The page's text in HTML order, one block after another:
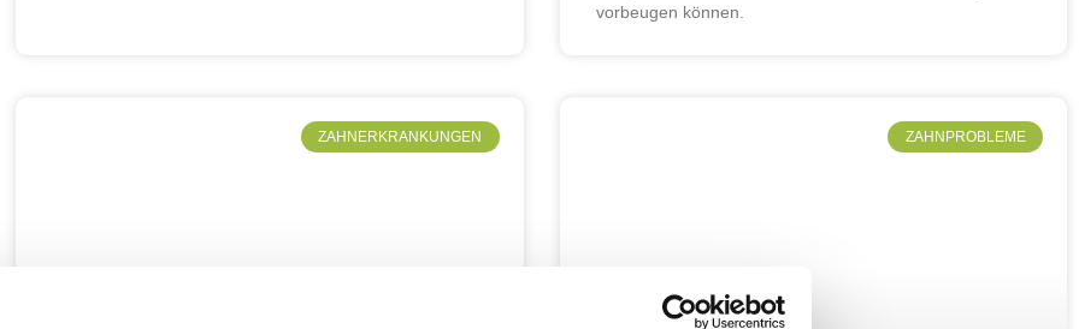
vorbeugen können.
ZAHNERKRANKUNGEN ZAHNPROBLEME